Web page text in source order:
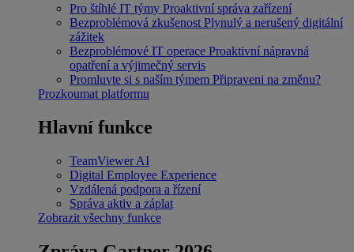
Pro štíhlé IT týmy Proaktivní správa zařízení
Bezproblémová zkušenost Plynulý a nerušený digitální
zážitek
Bezproblémové IT operace Proaktivní nápravná
opatření a výjimečný servis
Promluvte si s naším týmem Připraveni na změnu?
Prozkoumat platformu
Hlavní funkce
TeamViewer AI
Digital Employee Experience
Vzdálená podpora a řízení
Správa aktiv a záplat
Zobrazit všechny funkce